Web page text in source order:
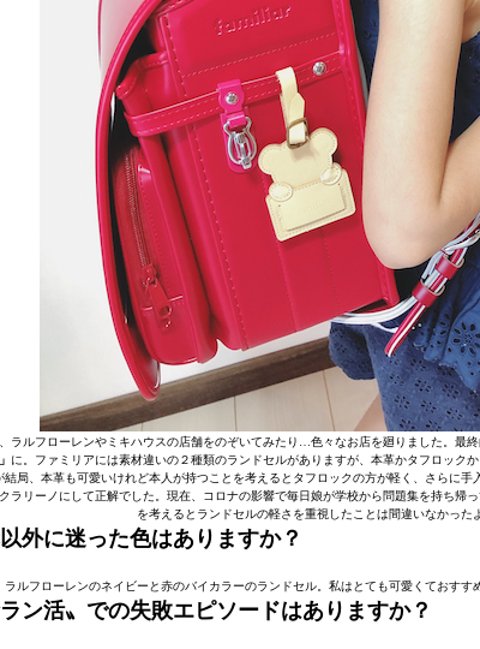
ラルフローレンやミキハウスの店舗をのぞいてみたり…色々なお店を廻りました。最
に。ファミリアには素材違いの２種類のランドセルがありますが、本革かタフロッ
結局、本革も可愛いけれど本人が持つことを考えるとタフロックの方が軽く、さらに手
ラリーノにして正解でした。現在、コロナの影響で毎日娘が学校から問題集を持ち帰
を考えるとランドセルの軽さを重視したことは間違いなかった
外に迷った色はありますか？
ラルフローレンのネイビーと赤のバイカラーのランドセル。私はとても可愛くておすす
ラン活〟での失敗エピソードはありますか？